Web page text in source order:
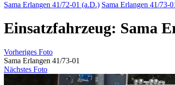
Sama Erlangen 41/72-01 (a.D.) Sama Erlangen 41/73-
Einsatzfahrzeug: Sama
Vorheriges Foto
Sama Erlangen 41/73-01
Nächstes Foto